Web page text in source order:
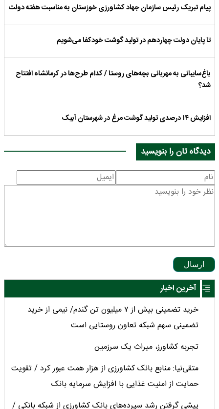
پیام تبریک رئیس سازمان جهاد کشاورزی خوزستان به مناسبت هفته دولت
تا پایان دولت چهاردهم در تولید گوشت خودکفا می‌شویم
باغ‌سایبانی به مهربانی بچه‌های روستا / کدام طرح‌ها در کرمانشاه افتتاح
شد؟
افزایش ۱۴ درصدی تولید گوشت مرغ در شهرستان آبیک
دیدگاه تان را بنویسید
ارسال
آخرین اخبار
خرید تضمینی بیش از ۷ میلیون تن گندم/ نیمی از خرید
تضمینی سهم شبکه تعاون روستایی است
تجربه کشاورز، میراث یک سرزمین
متقی‌نیا: منابع بانک کشاورزی از هزار همت عبور کرد / تقویت
حمایت از امنیت غذایی با افزایش سرمایه بانک
پیشی گرفتن رشد سپرده‌های بانک کشاورزی از شبکه بانکی /